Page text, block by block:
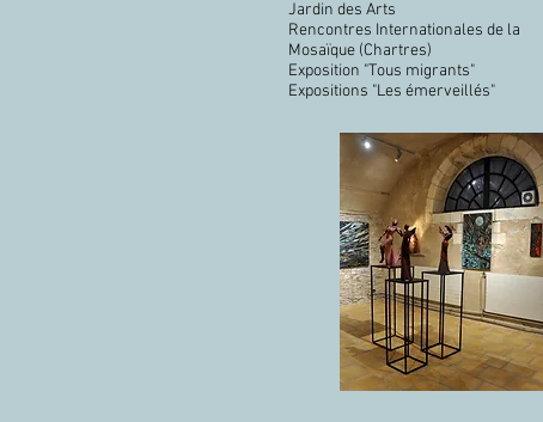
Jardin des Arts
Rencontres Internationales de la
Mosaïque (Chartres)
Exposition "Tous migrants"
Expositions "Les émerveillés"